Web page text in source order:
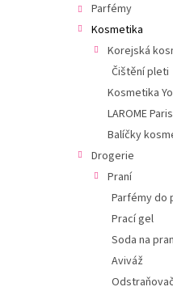
Parfémy
Kosmetika
Korejská
Čištění pleti
Kosmetika
LAROME
Balíčky
Drogerie
Praní
Parfémy do
Prací gel
Soda na
Aviváž